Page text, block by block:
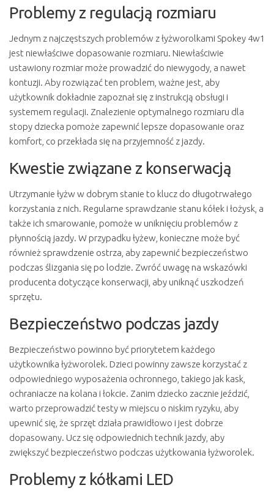
Problemy z regulacją rozmiaru
Jednym z najczęstszych problemów z łyżworolkami Spokey 4w1
jest niewłaściwe dopasowanie rozmiaru. Niewłaściwie
ustawiony rozmiar może prowadzić do niewygody, a nawet
kontuzji. Aby rozwiązać ten problem, ważne jest, aby
użytkownik dokładnie zapoznał się z instrukcją obsługi i
systemem regulacji. Znalezienie optymalnego rozmiaru dla
stopy dziecka pomoże zapewnić lepsze dopasowanie oraz
komfort, co przekłada się na przyjemność z jazdy.
Kwestie związane z konserwacją
Utrzymanie łyżw w dobrym stanie to klucz do długotrwałego
korzystania z nich. Regularne sprawdzanie stanu kółek i łożysk, a
także ich smarowanie, pomoże w uniknięciu problemów z
płynnością jazdy. W przypadku łyżew, konieczne może być
również sprawdzenie ostrza, aby zapewnić bezpieczeństwo
podczas ślizgania się po lodzie. Zwróć uwagę na wskazówki
producenta dotyczące konserwacji, aby uniknąć uszkodzeń
sprzętu.
Bezpieczeństwo podczas jazdy
Bezpieczeństwo powinno być priorytetem każdego
użytkownika łyżworolek. Dzieci powinny zawsze korzystać z
odpowiedniego wyposażenia ochronnego, takiego jak kask,
ochraniacze na kolana i łokcie. Zanim dziecko zacznie jeździć,
warto przeprowadzić testy w miejscu o niskim ryzyku, aby
upewnić się, że sprzęt działa prawidłowo i jest dobrze
dopasowany. Ucz się odpowiednich technik jazdy, aby
zwiększyć bezpieczeństwo podczas użytkowania łyżworolek.
Problemy z kółkami LED